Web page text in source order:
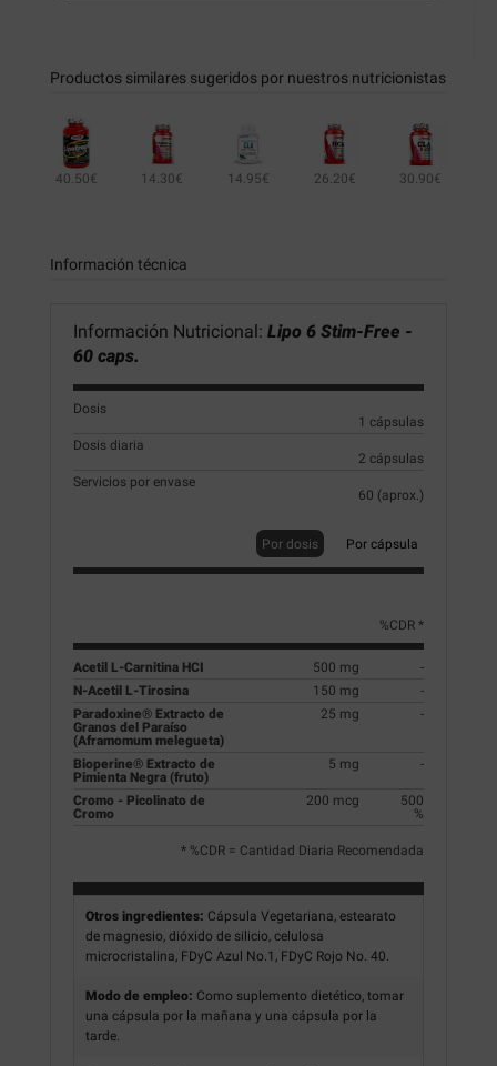
Productos similares sugeridos por nuestros nutricionistas
40.50€ 14.30€ 14.95€ 26.20€ 30.90€
Información técnica
Información Nutricional: Lipo 6 Stim-Free -
60 caps.
Dosis
1 cápsulas
Dosis diaria
2 cápsulas
Servicios por envase
60 (aprox.)
Por dosis Por cápsula
%CDR *
Acetil L-Carnitina HCI 500 mg
-
N-Acetil L-Tirosina
150 mg
-
Paradoxine® Extracto de
Granos del Paraíso
(Aframomum melegueta)
25 mg -
Bioperine® Extracto de
Pimienta Negra (fruto)
5 mg -
Cromo - Picolinato de
Cromo
200 mcg
500
%
* %CDR = Cantidad Diaria Recomendada
Otros ingredientes: Cápsula Vegetariana, estearato
de magnesio, dióxido de silicio, celulosa
microcristalina, FDyC Azul No.1, FDyC Rojo No. 40.
Modo de empleo: Como suplemento dietético, tomar
una cápsula por la mañana y una cápsula por la
tarde.